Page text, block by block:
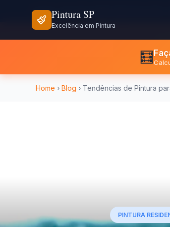
⏰ Seg - Sex: 8h às 18h | Sáb: 8h às 12h
Pintura SP
Excelência em Pintura
🧮
Home › Blog › Tendências de Pintura
PINTURA